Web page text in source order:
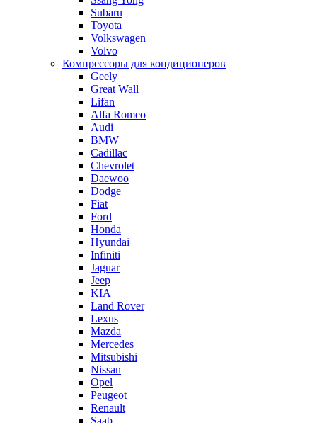
Subaru
Toyota
Volkswagen
Volvo
Компрессоры для кондиционеров
Geely
Great Wall
Lifan
Alfa Romeo
Audi
BMW
Cadillac
Chevrolet
Daewoo
Dodge
Fiat
Ford
Honda
Hyundai
Infiniti
Jaguar
Jeep
KIA
Land Rover
Lexus
Mazda
Mercedes
Mitsubishi
Nissan
Opel
Peugeot
Renault
Saab